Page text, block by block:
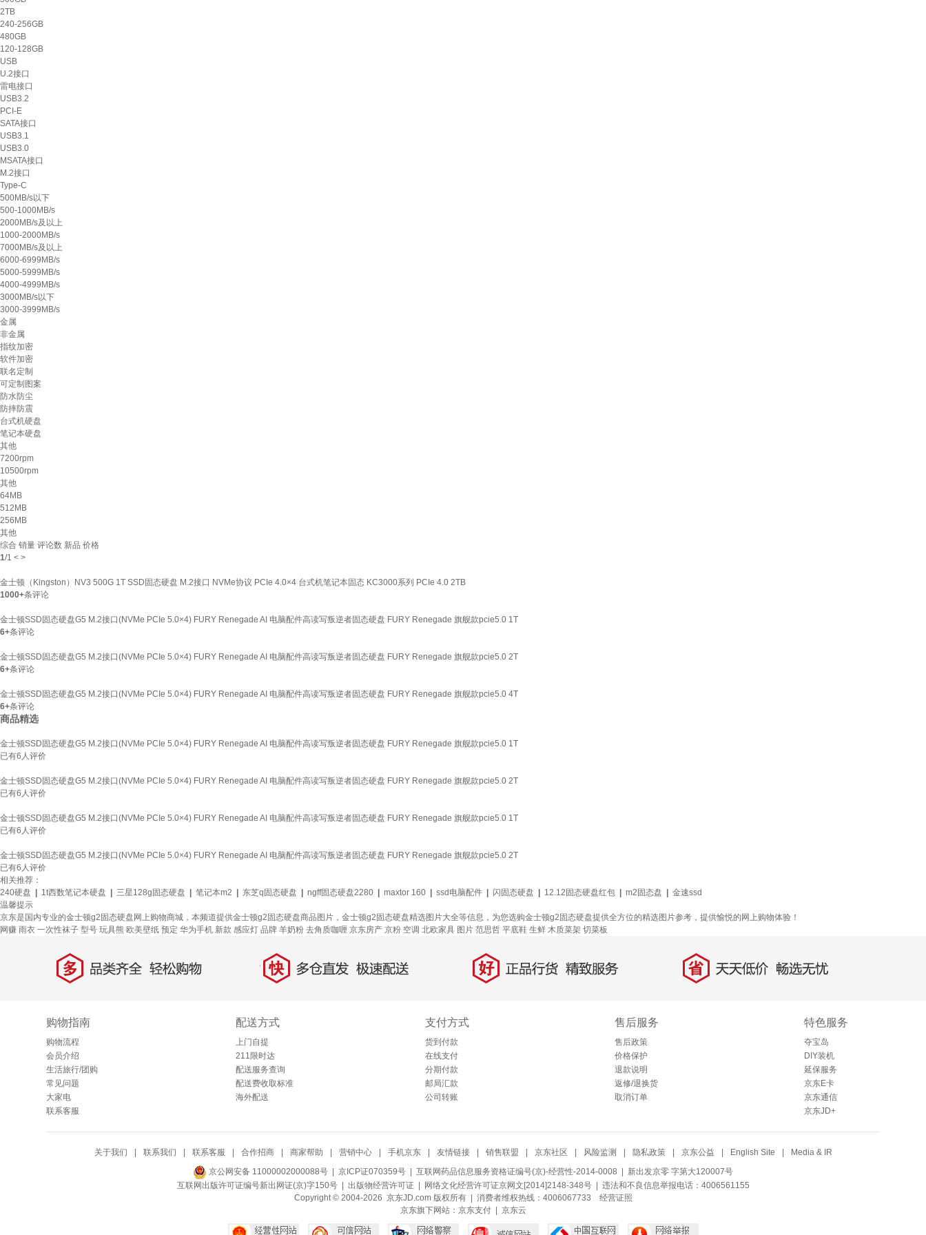
2TB
240-256GB
480GB
120-128GB
USB
U.2接口
雷电接口
USB3.2
PCI-E
SATA接口
USB3.1
USB3.0
MSATA接口
M.2接口
Type-C
500MB/s以下
500-1000MB/s
2000MB/s及以上
1000-2000MB/s
7000MB/s及以上
6000-6999MB/s
5000-5999MB/s
4000-4999MB/s
3000MB/s以下
3000-3999MB/s
金属
非金属
指纹加密
软件加密
联名定制
可定制图案
防水防尘
防摔防震
台式机硬盘
笔记本硬盘
其他
7200rpm
10500rpm
其他
64MB
512MB
256MB
其他
综合 销量 评论数 新品 价格
1/1 < >
金士顿（Kingston）NV3 500G 1T SSD固态硬盘 M.2接口 NVMe协议 PCIe 4.0×4 台式机笔记本固态 KC3000系列 PCIe 4.0 2TB
1000+条评论
金士顿SSD固态硬盘G5 M.2接口(NVMe PCIe 5.0×4) FURY Renegade AI 电脑配件高读写叛逆者固态硬盘 FURY Renegade 旗舰款pcie5.0 1T
6+条评论
金士顿SSD固态硬盘G5 M.2接口(NVMe PCIe 5.0×4) FURY Renegade AI 电脑配件高读写叛逆者固态硬盘 FURY Renegade 旗舰款pcie5.0 2T
6+条评论
金士顿SSD固态硬盘G5 M.2接口(NVMe PCIe 5.0×4) FURY Renegade AI 电脑配件高读写叛逆者固态硬盘 FURY Renegade 旗舰款pcie5.0 4T
6+条评论
商品精选
金士顿SSD固态硬盘G5 M.2接口(NVMe PCIe 5.0×4) FURY Renegade AI 电脑配件高读写叛逆者固态硬盘 FURY Renegade 旗舰款pcie5.0 1T
已有6 人评价
金士顿SSD固态硬盘G5 M.2接口(NVMe PCIe 5.0×4) FURY Renegade AI 电脑配件高读写叛逆者固态硬盘 FURY Renegade 旗舰款pcie5.0 2T
已有6 人评价
金士顿SSD固态硬盘G5 M.2接口(NVMe PCIe 5.0×4) FURY Renegade AI 电脑配件高读写叛逆者固态硬盘 FURY Renegade 旗舰款pcie5.0 1T
已有6 人评价
金士顿SSD固态硬盘G5 M.2接口(NVMe PCIe 5.0×4) FURY Renegade AI 电脑配件高读写叛逆者固态硬盘 FURY Renegade 旗舰款pcie5.0 2T
已有6 人评价
相关推荐：
240硬盘
1t西数笔记本硬盘 三星128g固态硬盘 笔记本m2 东芝q固态硬盘 ngff固态硬盘2280 maxtor 160 ssd电脑配件 闪固态硬盘 12.12固态硬盘红包 m2固态盘
金速ssd
温馨提示
京东是国内专业的金士顿g2固态硬盘网上购物商城，本频道提供金士顿g2固态硬盘商品图片，金士顿g2固态硬盘精选图片大全等信息，为您选购金士顿g2固态硬盘提供全方位的精选图片参考，提供愉悦的网上购物体验！
网赚 雨衣 一次性袜子 型号 玩具熊 欧美壁纸 预定 华为手机 新款 感应灯 品牌 羊奶粉 去角质咖喱 京东房产 京粉 空调 北欧家具 图片 范思哲 平底鞋 生鲜 木质菜架 切菜板
多 品类齐全，轻松购物 快 多仓直发，极速配送 好 正品行货，精致服务 省 天天低价，畅选无忧
购物指南
购物流程
会员介绍
生活旅行/团购
常见问题
大家电
联系客服
配送方式
上门自提
211限时达
配送服务查询
配送费收取标准
海外配送
支付方式
货到付款
在线支付
分期付款
邮局汇款
公司转账
售后服务
售后政策
价格保护
退款说明
返修/退换货
取消订单
特色服务
夺宝岛
DIY装机
延保服务
京东E卡
京东通信
京东JD+
关于我们 联系我们 联系客服 合作招商 商家帮助 营销中心 手机京东 友情链接 销售联盟 京东社区 风险监测 隐私政策 京东公益 English Site Media & IR
京公网安备 11000002000088号 | 京ICP证070359号 | 互联网药品信息服务资格证编号(京)-经营性-2014-0008 | 新出发京零 字第大120007号
互联网出版许可证编号新出网证(京)字150号 | 出版物经营许可证| 网络文化经营许可证京网文[2014]2148-348号| 违法和不良信息举报电话：4006561155
Copyright © 2004-2026 京东JD.com 版权所有 | 消费者维权热线：4006067733 经营证照
京东旗下网站： 京东支付| 京东云